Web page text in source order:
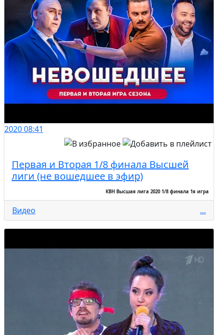
202008:41
Первая и Вторая 1/8 финала Высшей
лиги (не вошедшее в эфир)
КВН Высшая лига 2020 1/8 финала 1я игра
Видео ...